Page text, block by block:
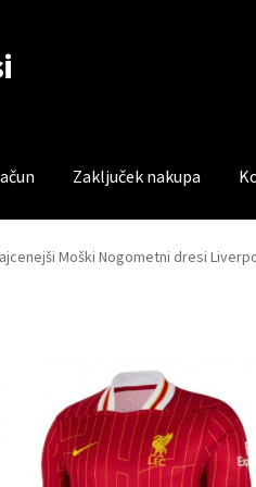
Zaključek nakupa
Trgovina Zaključek nakupa
Moški Nogometni dresi